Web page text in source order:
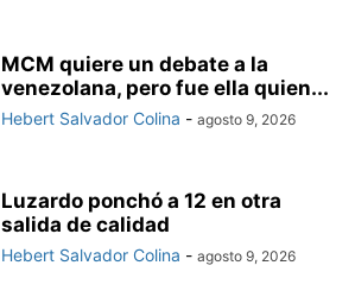
MCM quiere un debate a la
venezolana, pero fue ella quien...
Hebert Salvador Colina - agosto 9, 2026
Luzardo ponchó a 12 en otra
salida de calidad
Hebert Salvador Colina - agosto 9, 2026